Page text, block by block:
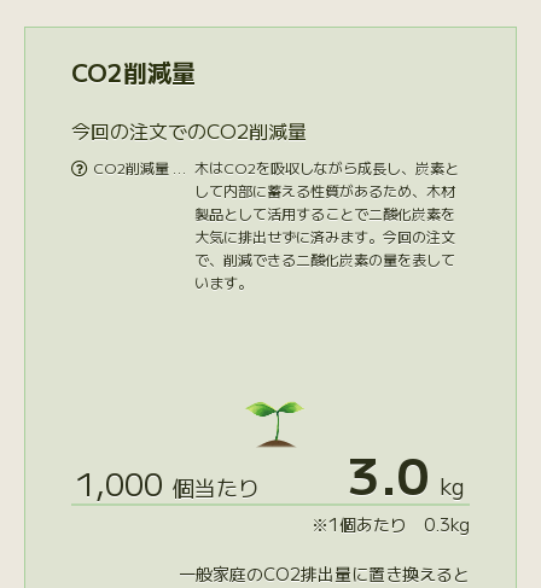
CO2削減量
今回の注文でのCO2削減量
 CO2削減量 …
木はCO2を吸収しながら成長し、炭素と
して内部に蓄える性質があるため、木材
製品として活用することで二酸化炭素を
大気に排出せずに済みます。今回の注文
で、削減できる二酸化炭素の量を表して
います。
1,000 個当たり 3.0 kg
※1個あたり 0.3kg
一般家庭のCO2排出量に置き換えると